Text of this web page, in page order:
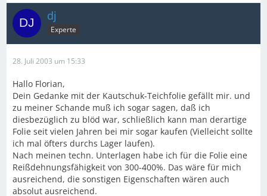
dj
Experte
28. Juli 2003 um 15:33
Hallo Florian,
Dein Gedanke mit der Kautschuk-Teichfolie gefällt mir. und
zu meiner Schande muß ich sogar sagen, daß ich
diesbezüglich zu blöd war, schließlich kann man derartige
Folie seit vielen Jahren bei mir sogar kaufen (Vielleicht sollte
ich mal öfters durchs Lager laufen).
Nach meinen techn. Unterlagen habe ich für die Folie eine
Reißdehnungsfähigkeit von 300-400%. Das wäre für mich
ausreichend, die sonstigen Eigenschaften wären auch
absolut ausreichend.